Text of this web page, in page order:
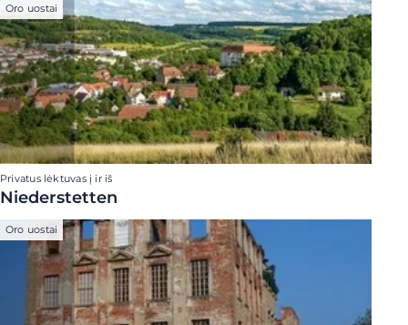
Oro uostai
Privatus lėktuvas į ir iš
Niederstetten
Oro uostai